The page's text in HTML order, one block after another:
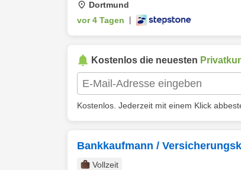
Dortmund
vor 4 Tagen
Kostenlos die neuesten
Kostenlos. Jederzeit mit einem Klick
Bankkaufmann /
Vollzeit